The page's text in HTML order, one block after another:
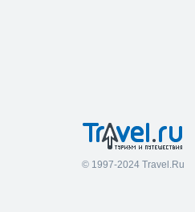
© 1997-2024 Travel.Ru